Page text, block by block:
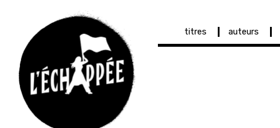
contenu
principal
principale
titres auteurs